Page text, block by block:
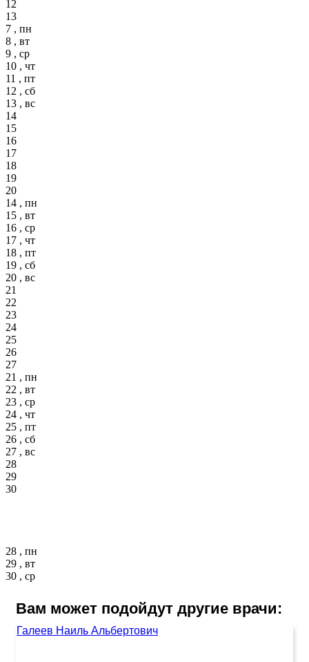
12
13
7 , пн
8 , вт
9 , ср
10 , чт
11 , пт
12 , сб
13 , вс
14
15
16
17
18
19
20
14 , пн
15 , вт
16 , ср
17 , чт
18 , пт
19 , сб
20 , вс
21
22
23
24
25
26
27
21 , пн
22 , вт
23 , ср
24 , чт
25 , пт
26 , сб
27 , вс
28
29
30
28 , пн
29 , вт
30 , ср
Вам может подойдут другие врачи:
Галеев Наиль Альбертович